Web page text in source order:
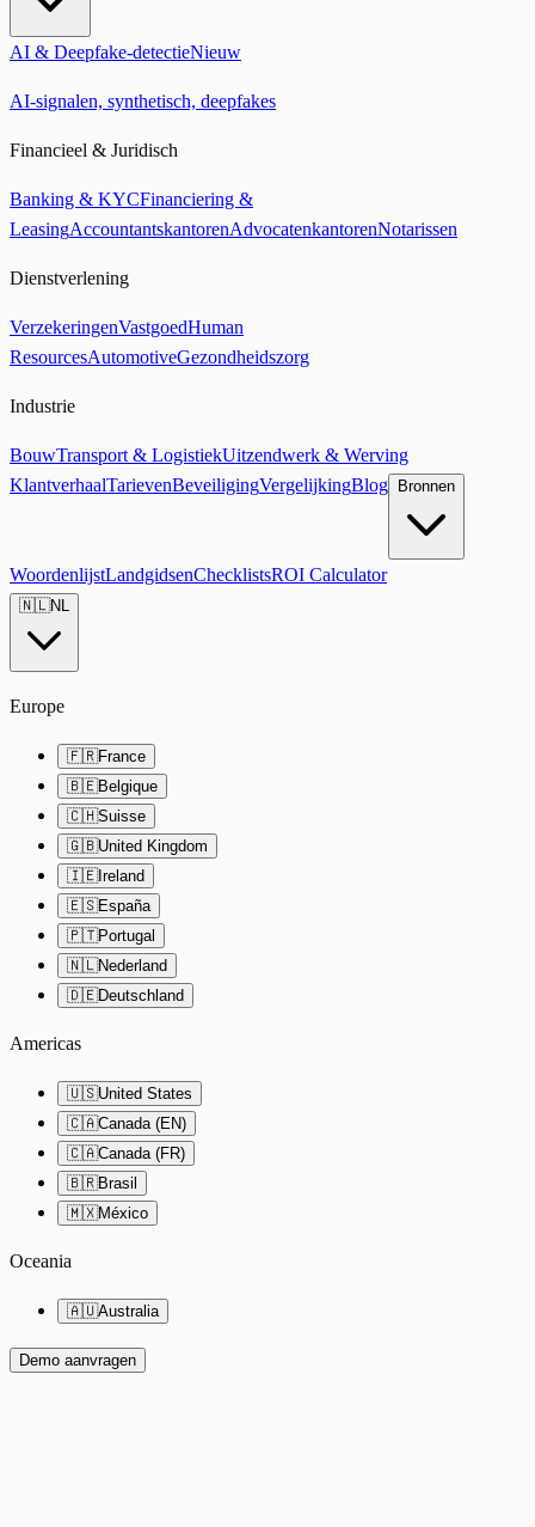
AI & Deepfake-detectieNieuw
AI-signalen, synthetisch, deepfakes
Financieel & Juridisch
Banking & KYCFinanciering &
LeasingAccountantskantorenAdvocatenkantorenNotarissen
Dienstverlening
VerzekeringenVastgoedHuman
ResourcesAutomotiveGezondheidszorg
Industrie
BouwTransport & LogistiekUitzendwerk & Werving
KlantverhaalTarievenBeveiligingVergelijkingBlog Bronnen
WoordenlijstLandgidsenChecklistsROI Calculator
🇳🇱NL
Europe
🇫🇷France
🇧🇪Belgique
🇨🇭Suisse
🇬🇧United Kingdom
🇮🇪Ireland
🇪🇸España
🇵🇹Portugal
🇳🇱Nederland
🇩🇪Deutschland
Americas
🇺🇸United States
🇨🇦Canada (EN)
🇨🇦Canada (FR)
🇧🇷Brasil
🇲🇽México
Oceania
🇦🇺Australia
Demo aanvragen